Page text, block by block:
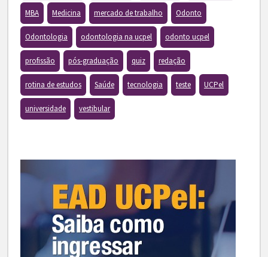
MBA Medicina mercado de trabalho Odonto
Odontologia odontologia na ucpel odonto ucpel
profissão pós-graduação quiz redação
rotina de estudos Saúde tecnologia teste UCPel
universidade vestibular